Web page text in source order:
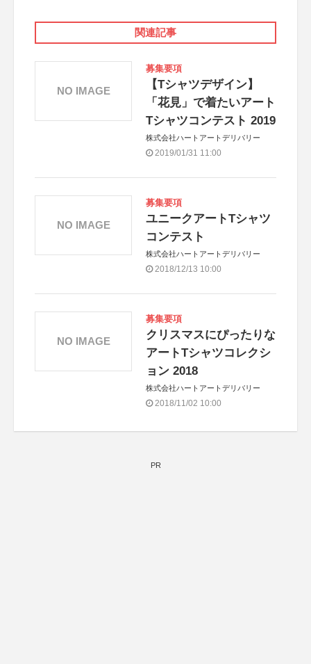
関連記事
募集要項
【Tシャツデザイン】
「花見」で着たいアート
Tシャツコンテスト 2019
株式会社ハートアートデリバリー
2019/01/31 11:00
NO IMAGE
募集要項
ユニークアートTシャツ
コンテスト
株式会社ハートアートデリバリー
2018/12/13 10:00
NO IMAGE
募集要項
クリスマスにぴったりな
アートTシャツコレクシ
ョン 2018
株式会社ハートアートデリバリー
2018/11/02 10:00
NO IMAGE
PR